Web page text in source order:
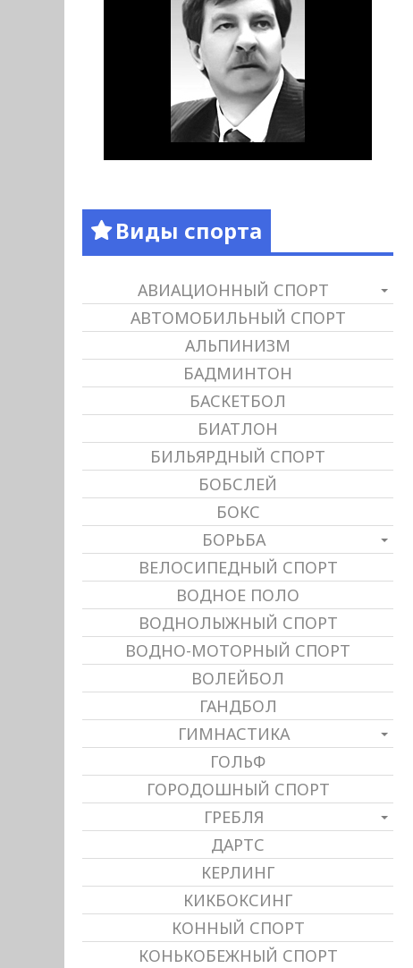
Виды спорта
АВИАЦИОННЫЙ СПОРТ
АВТОМОБИЛЬНЫЙ СПОРТ
АЛЬПИНИЗМ
БАДМИНТОН
БАСКЕТБОЛ
БИАТЛОН
БИЛЬЯРДНЫЙ СПОРТ
БОБСЛЕЙ
БОКС
БОРЬБА
ВЕЛОСИПЕДНЫЙ СПОРТ
ВОДНОЕ ПОЛО
ВОДНОЛЫЖНЫЙ СПОРТ
ВОДНО-МОТОРНЫЙ СПОРТ
ВОЛЕЙБОЛ
ГАНДБОЛ
ГИМНАСТИКА
ГОЛЬФ
ГОРОДОШНЫЙ СПОРТ
ГРЕБЛЯ
ДАРТС
КЕРЛИНГ
КИКБОКСИНГ
КОННЫЙ СПОРТ
КОНЬКОБЕЖНЫЙ СПОРТ